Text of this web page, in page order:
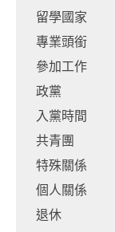
留學國家
專業頭銜
參加工作
政黨
入黨時間
共青團
特殊關係
個人關係
退休